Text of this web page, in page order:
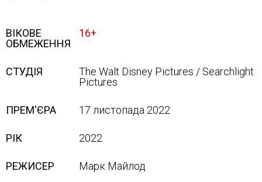
ВІКОВЕ
ОБМЕЖЕННЯ
16+
СТУДІЯ
The Walt Disney Pictures / Searchlight
Pictures
ПРЕМ'ЄРА 17 листопада 2022
РІК 2022
РЕЖИСЕР Марк Майлод